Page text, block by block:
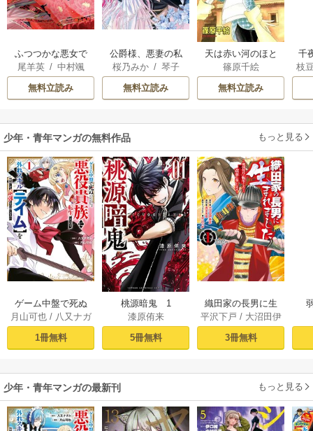
ふつつかな悪女で
はございますが ～
雛宮蝶鼠とりかえ
伝～
尾羊英/ 中村颯
希
/ ゆき哉
無料立読み
公爵様、悪妻の私
はもう放っておい
てください
桜乃みか/ 琴子
無料立読み
天は赤い河のほと
り
篠原千絵
無料立読み
千
国
枝
少年・青年マンガの無料作品 もっと見る
ゲーム中盤で死ぬ
悪役貴族に転生し
たので、外れスキ
ル【テイム】を駆
してみた（１）
月山可也/ 八又ナガ
1冊無料
桃源暗鬼 1
漆原侑来
5冊無料
織田家の長男に生
まれました～戦国
時代に転生したけ
ど、死にたくない
ます～ 1
平沢下戸 / 大沼田伊
逸見兎歌
3冊無料
少年・青年マンガの最新刊 もっと見る